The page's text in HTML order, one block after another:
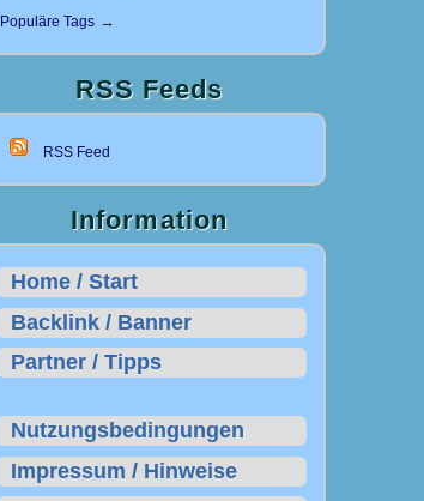
Populäre Tags →
RSS Feeds
RSS Feed
Information
Home / Start
Backlink / Banner
Partner / Tipps
Nutzungsbedingungen
Impressum / Hinweise